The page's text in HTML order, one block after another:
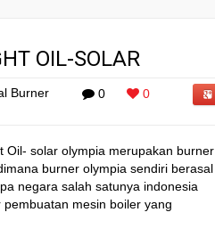
OIL-SOLAR
0 0
Burner
Oil- solar olympia merupakan burner
burner olympia sendiri berasal
negara salah satunya indonesia
mesin boiler yang